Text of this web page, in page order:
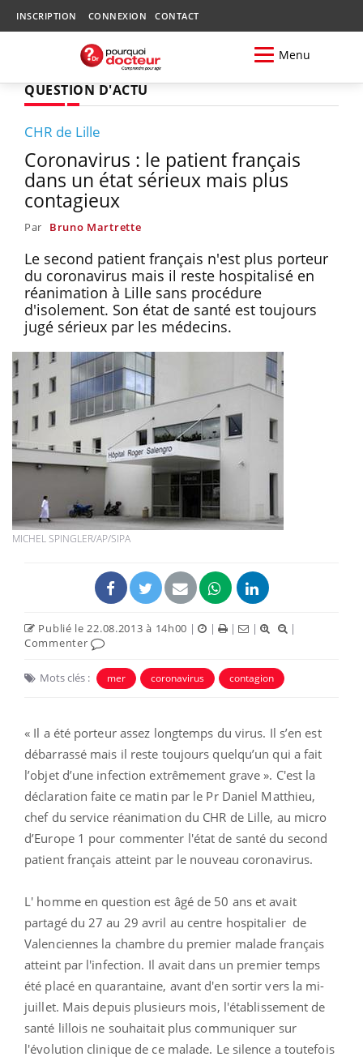
INSCRIPTION CONNEXION CONTACT
Menu
QUESTION D'ACTU
CHR de Lille
Coronavirus : le patient français
dans un état sérieux mais plus
contagieux
Par Bruno Martrette
Le second patient français n'est plus porteur
du coronavirus mais il reste hospitalisé en
réanimation à Lille sans procédure
d'isolement. Son état de santé est toujours
jugé sérieux par les médecins.
MICHEL SPINGLER/AP/SIPA
Publié le 22.08.2013 à 14h00 | | | |
|
Commenter
Mots clés : mer coronavirus contagion
« Il a été porteur assez longtemps du virus. Il s’en est
débarrassé mais il reste toujours quelqu’un qui a fait
l’objet d’une infection extrêmement grave ». C'est la
déclaration faite ce matin par le Pr Daniel Matthieu,
chef du service réanimation du CHR de Lille, au micro
d’Europe 1 pour commenter l'état de santé du second
patient français atteint par le nouveau coronavirus.
L' homme en question est âgé de 50 ans et avait
partagé du 27 au 29 avril au centre hospitalier de
Valenciennes la chambre du premier malade français
atteint par l'infection. Il avait dans un premier temps
été placé en quarantaine, avant d'en sortir vers la mi-
juillet. Mais depuis plusieurs mois, l'établissement de
santé lillois ne souhaitait plus communiquer sur
l'évolution clinique de ce malade. Le silence a toutefois